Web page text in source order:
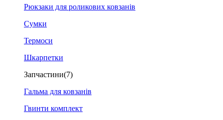
Рюкзаки для роликових ковзанів
Сумки
Термоси
Шкарпетки
Запчастини(7)
Гальма для ковзанів
Гвинти комплект